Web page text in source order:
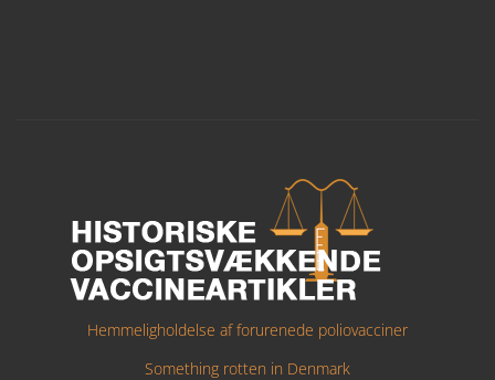
Hemmeligholdelse af forurenede poliovacciner
Something rotten in Denmark